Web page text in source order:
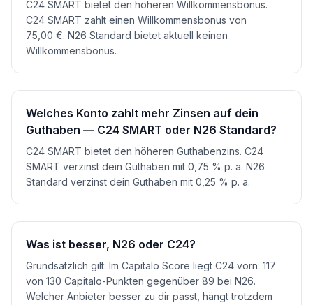
C24 SMART bietet den höheren Willkommensbonus.
C24 SMART zahlt einen Willkommensbonus von
75,00 €. N26 Standard bietet aktuell keinen
Willkommensbonus.
Welches Konto zahlt mehr Zinsen auf dein
Guthaben — C24 SMART oder N26 Standard?
C24 SMART bietet den höheren Guthabenzins. C24
SMART verzinst dein Guthaben mit 0,75 % p. a. N26
Standard verzinst dein Guthaben mit 0,25 % p. a.
Was ist besser, N26 oder C24?
Grundsätzlich gilt: Im Capitalo Score liegt C24 vorn: 117
von 130 Capitalo-Punkten gegenüber 89 bei N26.
Welcher Anbieter besser zu dir passt, hängt trotzdem